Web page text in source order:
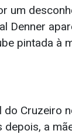
um
Denner
pintada à
do Cruzeiro
a